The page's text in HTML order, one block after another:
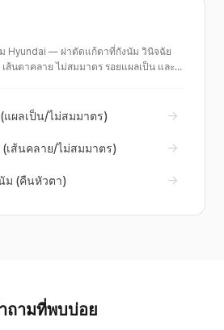
Hyundai — ผ่าตัดแก้ตาที่กังนัม วินิจฉัย
เส้นตาคลาย ไม่สมมาตร รอยแผลเป็น และ
แผลเป็น/ไม่สมมาตร) →
เส้นคลาย/ไม่สมมาตร) →
ม (คืนหัวตา) →
ถามที่พบบ่อย